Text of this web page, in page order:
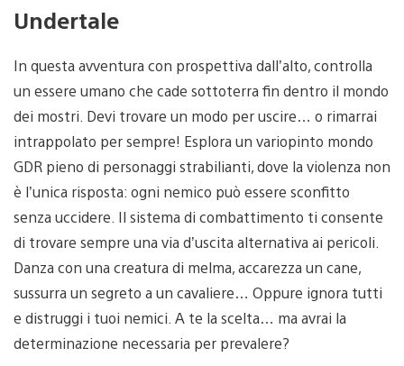
Undertale
In questa avventura con prospettiva dall’alto, controlla
un essere umano che cade sottoterra fin dentro il mondo
dei mostri. Devi trovare un modo per uscire… o rimarrai
intrappolato per sempre! Esplora un variopinto mondo
GDR pieno di personaggi strabilianti, dove la violenza non
è l’unica risposta: ogni nemico può essere sconfitto
senza uccidere. Il sistema di combattimento ti consente
di trovare sempre una via d’uscita alternativa ai pericoli.
Danza con una creatura di melma, accarezza un cane,
sussurra un segreto a un cavaliere… Oppure ignora tutti
e distruggi i tuoi nemici. A te la scelta… ma avrai la
determinazione necessaria per prevalere?